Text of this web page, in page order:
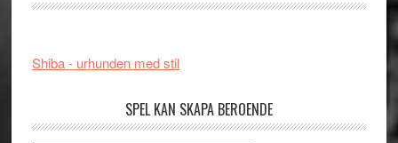
Shiba - urhunden med stil
SPEL KAN SKAPA BEROENDE